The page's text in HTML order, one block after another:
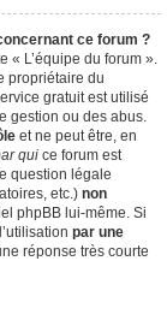
ce forum ?
« L’équipe du forum ».
propriétaire du
gratuit est utilisé
gestion ou des abus.
et ne peut être, en
qui ce forum est
question légale
etc.) non
phpBB lui-même. Si
par une
réponse très courte